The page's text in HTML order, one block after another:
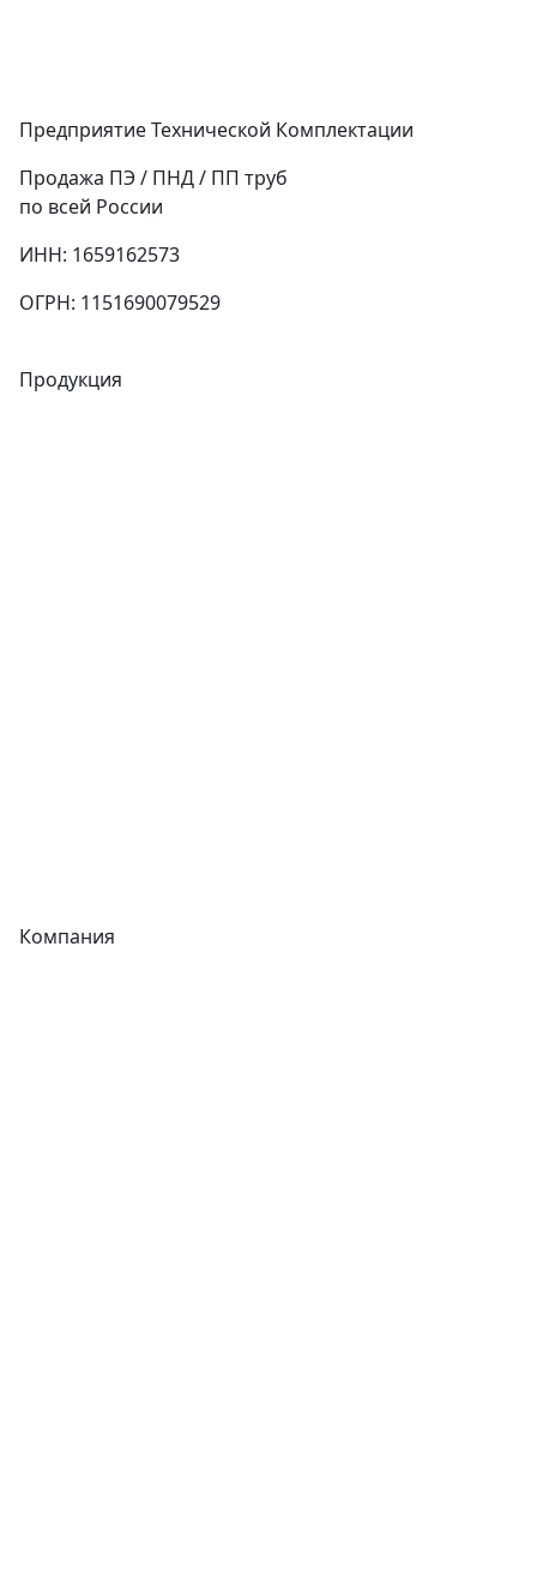
Предприятие Технической Комплектации
Продажа ПЭ / ПНД / ПП труб
по всей России
ИНН: 1659162573
ОГРН: 1151690079529
Продукция
Компания